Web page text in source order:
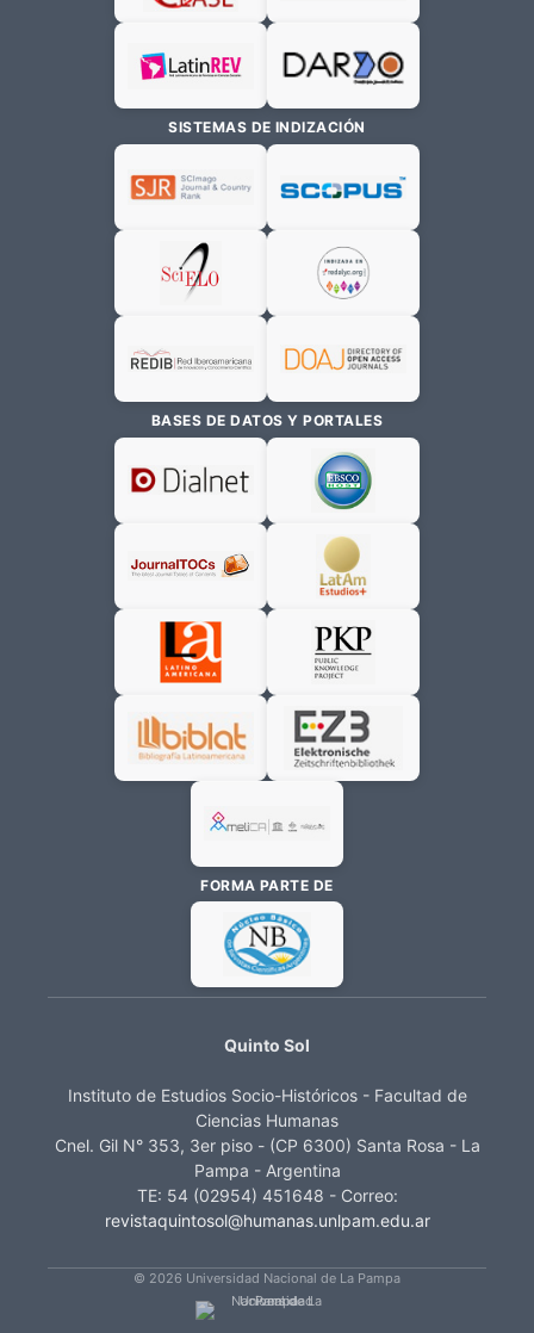
SISTEMAS DE INDIZACIÓN
BASES DE DATOS Y PORTALES
FORMA PARTE DE
Quinto Sol
Instituto de Estudios Socio-Históricos - Facultad de
Ciencias Humanas
Cnel. Gil N° 353, 3er piso - (CP 6300) Santa Rosa - La
Pampa - Argentina
TE: 54 (02954) 451648 - Correo:
revistaquintosol@humanas.unlpam.edu.ar
© 2026 Universidad Nacional de La Pampa